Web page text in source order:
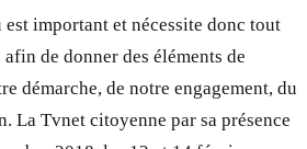
important et nécessite donc tout
de donner des éléments de
démarche, de notre engagement, du
La Tvnet citoyenne par sa présence